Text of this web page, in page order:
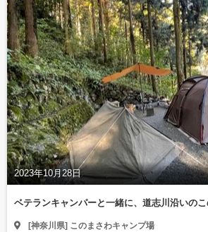
2023年10月28日
ベテランキャンパーと一緒に、道志川沿いの
[神奈川県] このまさわキャンプ場